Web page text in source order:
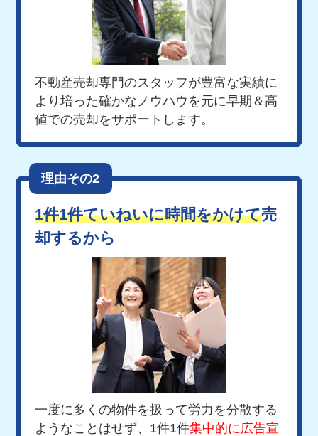
不動産売却専門のスタッフが豊富な実績に
より培った確かなノウハウを元に早期＆高
値での売却をサポートします。
理由その2
1件1件ていねいに時間をかけて売
却するから
一度に多くの物件を扱って労力を分散する
ようなことはせず、1件1件集中的に広告宣